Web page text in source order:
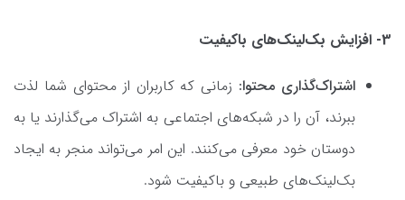
3- افزایش بک‌لینک‌های باکیفیت
اشتراک‌گذاری محتوا: زمانی که کاربران از محتوای شما لذت
ببرند، آن را در شبکه‌های اجتماعی به اشتراک می‌گذارند یا به
دوستان خود معرفی می‌کنند. این امر می‌تواند منجر به ایجاد
بک‌لینک‌های طبیعی و باکیفیت شود.